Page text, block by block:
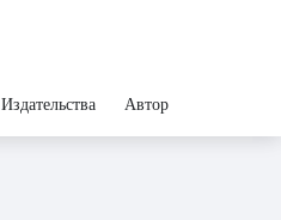
Издательства Авторы